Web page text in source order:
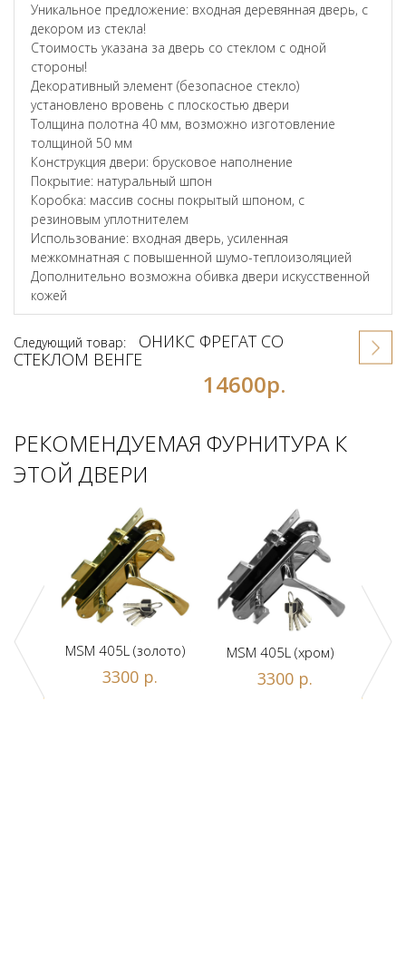
Уникальное предложение: входная деревянная дверь, с
декором из стекла!
Стоимость указана за дверь со стеклом с одной
стороны!
Декоративный элемент (безопасное стекло)
установлено вровень с плоскостью двери
Толщина полотна 40 мм, возможно изготовление
толщиной 50 мм
Конструкция двери: брусковое наполнение
Покрытие: натуральный шпон
Коробка: массив сосны покрытый шпоном, с
резиновым уплотнителем
Использование: входная дверь, усиленная
межкомнатная с повышенной шумо-теплоизоляцией
Дополнительно возможна обивка двери искусственной
кожей
Следующий товар:
ОНИКС ФРЕГАТ СО
СТЕКЛОМ ВЕНГЕ
14600р.
РЕКОМЕНДУЕМАЯ ФУРНИТУРА К
ЭТОЙ ДВЕРИ
MSM 405L (золото)
3300 р.
MSM 405L (хром)
3300 р.